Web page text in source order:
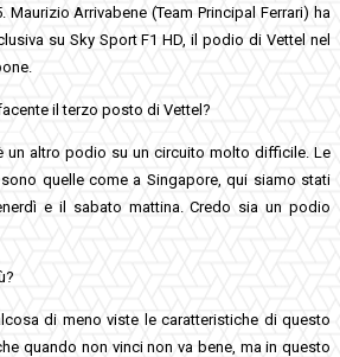
Maurizio Arrivabene (Team Principal Ferrari) ha
su Sky Sport F1 HD, il podio di Vettel nel
il terzo posto di Vettel?
un altro podio su un circuito molto difficile. Le
quelle come a Singapore, qui siamo stati
e il sabato mattina. Credo sia un podio
di meno viste le caratteristiche di questo
quando non vinci non va bene, ma in questo